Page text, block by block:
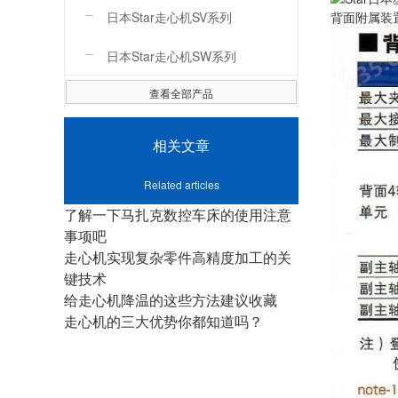
日本Star走心机SV系列
日本Star走心机SW系列
查看全部产品
相关文章
Related articles
了解一下马扎克数控车床的使用注意
事项吧
走心机实现复杂零件高精度加工的关
键技术
给走心机降温的这些方法建议收藏
走心机的三大优势你都知道吗？
背面附属装